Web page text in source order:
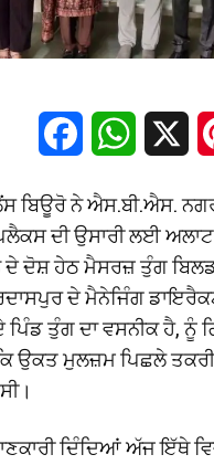
Facebook
ਬਿਊਰੋ ਨੇ ਐਸ.ਬੀ.ਐਸ.
ਦੀ ਉਸਾਰੀ ਲਈ ਅਲਾਟ
ਦੇ ਦੋਸ਼ ਹੇਠ ਮੈਸਰਜ਼ ਤੁੰਗ
ਦੇ ਮੈਨੇਜਿੰਗ
ਤੁੰਗ ਦਾ ਵਸਨੀਕ ਹੈ, ਨੂੰ
ਉਕਤ ਮੁਲਜ਼ਮ ਪਿਛਲੇ
ਦਿੰਦਿਆਂ ਅੱਜ ਇੱਥੇ